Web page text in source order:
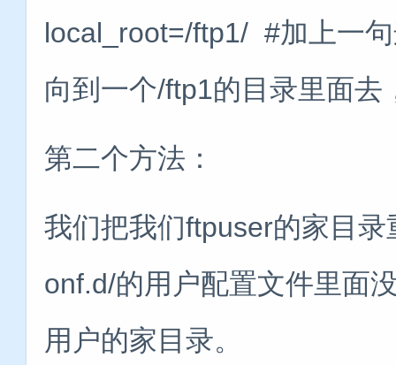
local_root=/ftp1/ #加上一
向到一个/ftp1的目录里面
第二个方法：
我们把我们ftpuser的家目
onf.d/的用户配置文件里面
用户的家目录。